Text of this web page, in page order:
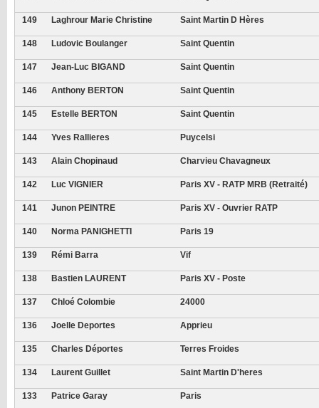
149 Laghrour Marie Christine Saint Martin D Hères
148 Ludovic Boulanger Saint Quentin
147 Jean-Luc BIGAND Saint Quentin
146 Anthony BERTON Saint Quentin
145 Estelle BERTON Saint Quentin
144 Yves Rallieres Puycelsi
143 Alain Chopinaud Charvieu Chavagneux
142 Luc VIGNIER Paris XV - RATP MRB (retraité)
141 Junon PEINTRE Paris XV - Ouvrier RATP
140 Norma PANIGHETTI Paris 19
139 Rémi Barra Vif
138 Bastien LAURENT Paris XV - Poste
137 Chloé Colombie 24000
136 Joelle Deportes Apprieu
135 Charles Déportes Terres Froides
134 Laurent Guillet Saint Martin D'heres
133 Patrice Garay Paris